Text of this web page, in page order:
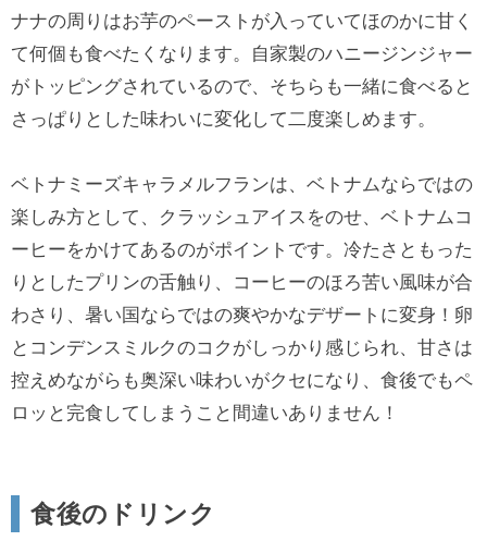
ナナの周りはお芋のペーストが入っていてほのかに甘く
て何個も食べたくなります。自家製のハニージンジャー
がトッピングされているので、そちらも一緒に食べると
さっぱりとした味わいに変化して二度楽しめます。
ベトナミーズキャラメルフランは、ベトナムならではの
楽しみ方として、クラッシュアイスをのせ、ベトナムコ
ーヒーをかけてあるのがポイントです。冷たさともった
りとしたプリンの舌触り、コーヒーのほろ苦い風味が合
わさり、暑い国ならではの爽やかなデザートに変身！卵
とコンデンスミルクのコクがしっかり感じられ、甘さは
控えめながらも奥深い味わいがクセになり、食後でもペ
ロッと完食してしまうこと間違いありません！
食後のドリンク